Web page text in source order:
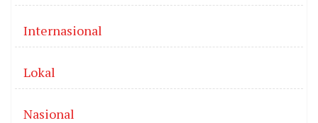
Internasional
Lokal
Nasional